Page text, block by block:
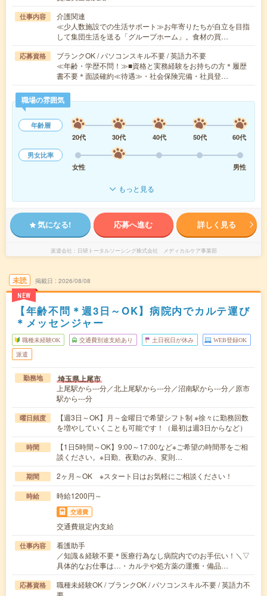
仕事内容
介護関連
≪少人数施設での生活サポート≫お年寄りたちが自立を目指
して集団生活を送る「グループホーム」。食材の買…
応募資格
ブランクOK / パソコンスキル不要 / 英語力不要
≪年齢・学歴不問！≫■資格と実務経験をお持ちの方＊履歴
書不要＊面談確約≪待遇≫・社会保険完備・社員登…
職場の雰囲気
年齢層
20代
30代 40代 50代
60代
男女比率
女性
男性
もっと見る
気になる! 応募へ進む 詳しく見る
派遣会社 日研トータルソーシング株式会社 メディカルケア事業部
未読
NEW
掲載日 2026/08/08
【年齢不問＊週3日～OK】病院内でカルテ運び
＊メッセンジャー
職種未経験OK 交通費別途支給あり 土日祝日が休み WEB登録OK
派遣
勤務地 埼玉県上尾市
上尾駅から---分／北上尾駅から---分／沼南駅から---分／原市
駅から---分
曜日頻度
【週3日～OK】月～金曜日で希望シフト制 ※徐々に勤務回数
を増やしていくことも可能です！（最初は週3日からなど）
時間
【1日5時間～OK】9:00～17:00など※ご希望の時間帯をご相
談ください。※日勤、夜勤のみ、変則…
期間 2ヶ月～OK ※スタート日はお気軽にご相談ください！
時給 時給1200円～
交通費
交通費規定内支給
仕事内容
看護助手
／知識＆経験不要＊医療行為なし病院内でのお手伝い！＼▽
具体的なお仕事は…・カルテや処方薬の運搬・備品…
応募資格
職種未経験OK / ブランクOK / パソコンスキル不要 / 英語力不